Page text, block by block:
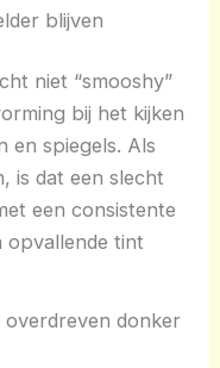
blijven
niet “smooshy”
bij het kijken
en spiegels. Als
is dat een slecht
een consistente
opvallende tint
donker